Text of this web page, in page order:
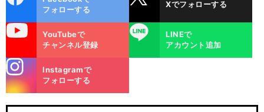
ok
フォローする
Xでフォローする
YouTubeで
チャンネル登録
LINE
LINEで
アカウント追加
m
Instagramで
フォローする